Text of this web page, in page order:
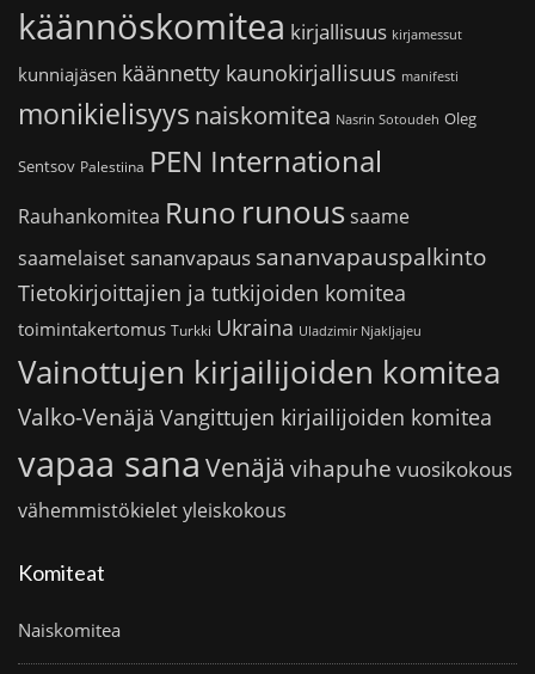
käännöskomitea kirjallisuus kirjamessut
kunniajäsen käännetty kaunokirjallisuus manifesti
monikielisyys naiskomitea Nasrin Sotoudeh Oleg
Sentsov Palestiina PEN International
Rauhankomitea Runo runoussaame
saamelaiset sananvapaus sananvapauspalkinto
Tietokirjoittajien ja tutkijoiden komitea
toimintakertomus Turkki Ukraina Uladzimir Njakljajeu
Vainottujen kirjailijoiden komitea
Valko-Venäjä Vangittujen kirjailijoiden komitea
vapaa sana Venäjä vihapuhe vuosikokous
vähemmistökieletyleiskokous
Komiteat
Naiskomitea